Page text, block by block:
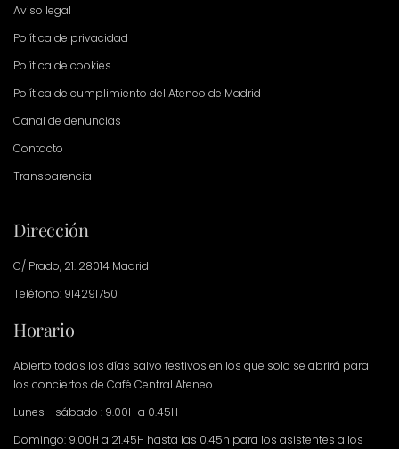
Aviso legal
Política de privacidad
Política de cookies
Política de cumplimiento del Ateneo de Madrid
Canal de denuncias
Contacto
Transparencia
Dirección
C/ Prado, 21. 28014 Madrid
Teléfono: 914291750
Horario
Abierto todos los días salvo festivos en los que solo se abrirá para
los conciertos de Café Central Ateneo.
Lunes - sábado : 9.00H a 0.45H
Domingo: 9.00H a 21.45H hasta las 0.45h para los asistentes a los